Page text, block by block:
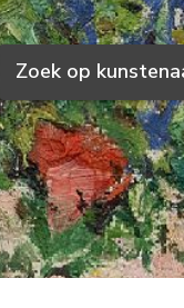
Zoek op